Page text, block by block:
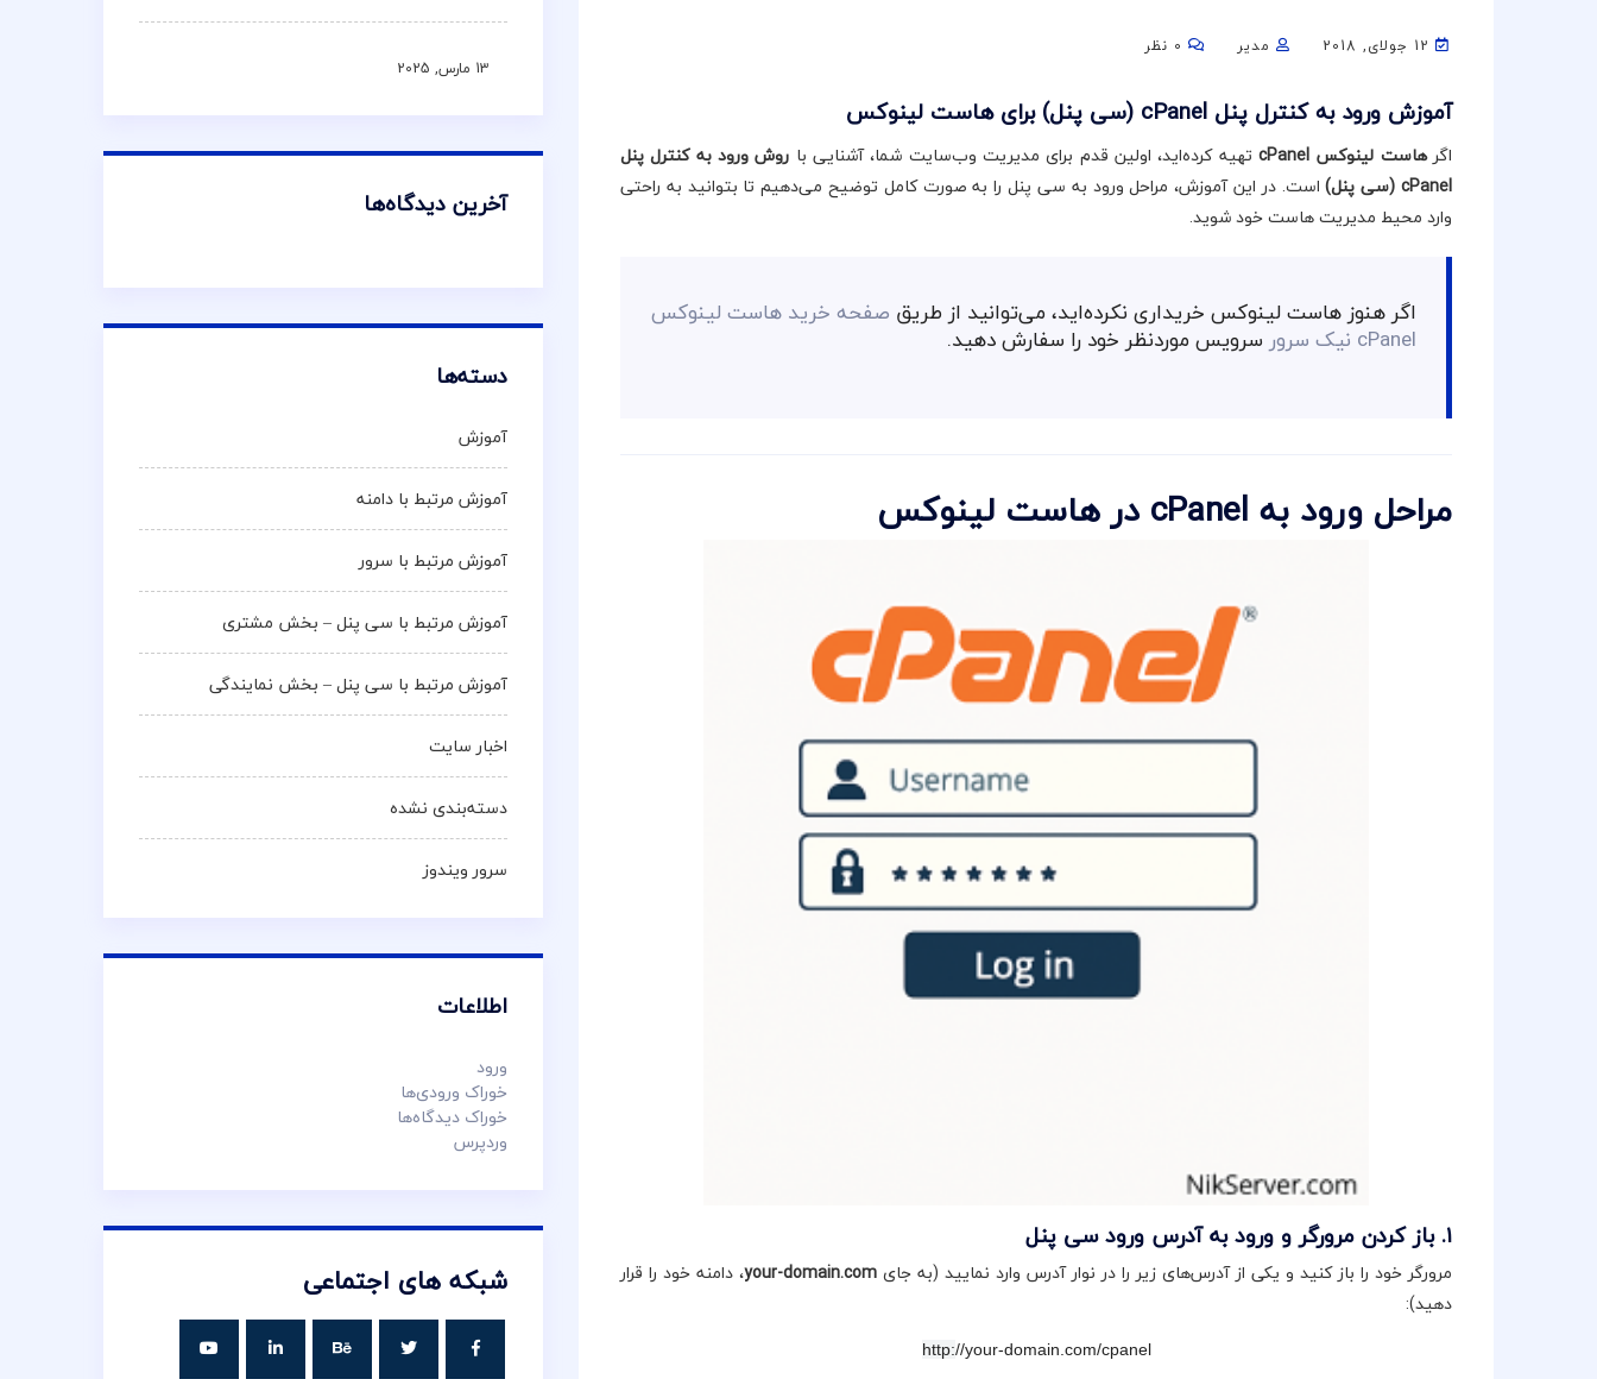
مدیر
آموزش ورود به کنترل پنل cPanel (سی پنل) برای هاست لینوکس
اگرهاست لینوکس cPanel تهیه کرده‌اید، اولین قدم برای مدیریت وب‌سایت شما، آشنایی با روش ورود به کنترل پنل
cPanel (سی پنل)
است. در این آموزش، مراحل ورود به سی پنل را به صورت کامل توضیح می‌دهیم تا بتوانید به راحتی
وارد محیط مدیریت هاست خود شوید.
اگر هنوز هاست لینوکس خریداری نکرده‌اید، می‌توانید از طریق صفحه خرید هاست لینوکس
cPanel نیک سرور سرویس موردنظر خود را سفارش دهید.
مراحل ورود به cPanel در هاست لینوکس
۱. باز کردن مرورگر و ورود به آدرس ورود سی پنل
مرورگر خود را باز کنید و یکی از آدرس‌های زیر را در نوار آدرس وارد نمایید (به جای your-domain.com، دامنه خود را قرار
دهید):
http://your-domain.com/cpanel
13 مارس, 2025
آخرین دیدگاه‌ها
دسته‌ها
آموزش
آموزش مرتبط با دامنه
آموزش مرتبط با سرور
آموزش مرتبط با سی پنل – بخش مشتری
آموزش مرتبط با سی پنل – بخش نمایندگی
اخبار سایت
دسته‌بندی نشده
سرور ویندوز
اطلاعات
ورود
خوراک ورودی‌ها
خوراک دیدگاه‌ها
وردپرس
شبکه های اجتماعی